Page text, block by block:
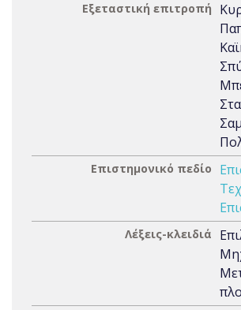
Εξεταστική επιτροπή
Επιστημονικό πεδίο
Λέξεις-κλειδιά